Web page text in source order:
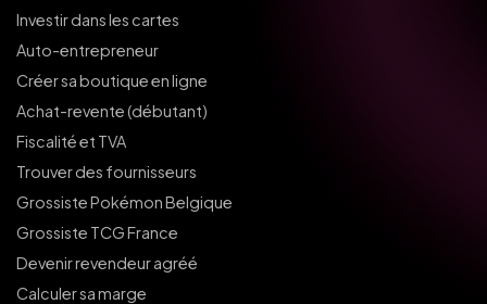
Investir dans les cartes
Auto-entrepreneur
Créer sa boutique en ligne
Achat-revente (débutant)
Fiscalité et TVA
Trouver des fournisseurs
Grossiste Pokémon Belgique
Grossiste TCG France
Devenir revendeur agréé
Calculer sa marge